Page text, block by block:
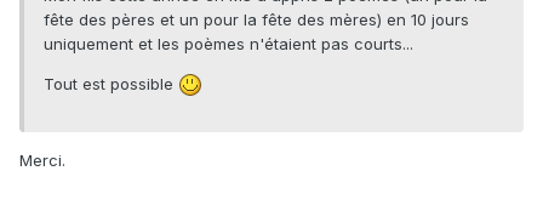
fête des pères et un pour la fête des mères) en 10 jours
uniquement et les poèmes n'étaient pas courts...
Tout est possible
Merci.